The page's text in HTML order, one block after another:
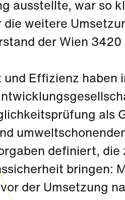
ausstellte, war so
die weitere
der Wien 3420
Effizienz haben
als
definiert,
bringen:
der Umsetzung